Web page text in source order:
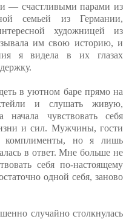
— счастливыми парами из
семьей из Германии,
художницей из
им свою историю, и
я видела в их глазах
в уютном баре прямо на
и слушать живую,
чувствовать себя
и сил. Мужчины, гости
комплименты, но я лишь
в ответ. Мне больше не
себя по-настоящему
одной себя, заново
случайно столкнулась